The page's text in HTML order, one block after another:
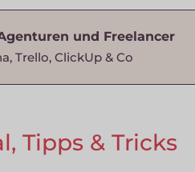
und Freelancer
Trello, ClickUp & Co
Tipps & Tricks